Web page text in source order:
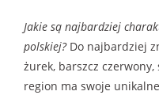
Jakie są najbardziej
polskiej? Do najbardziej
żurek, barszcz czerwony,
region ma swoje